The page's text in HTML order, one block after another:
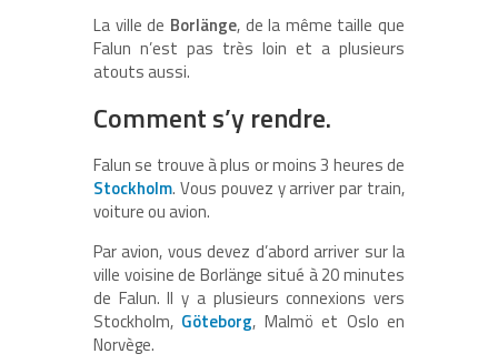
La ville de Borlänge, de la même taille que
Falun n’est pas très loin et a plusieurs
atouts aussi.
Comment s’y rendre.
Falun se trouve à plus or moins 3 heures de
Stockholm. Vous pouvez y arriver par train,
voiture ou avion.
Par avion, vous devez d’abord arriver sur la
ville voisine de Borlänge situé à 20 minutes
de Falun. Il y a plusieurs connexions vers
Stockholm, Göteborg, Malmö et Oslo en
Norvège.